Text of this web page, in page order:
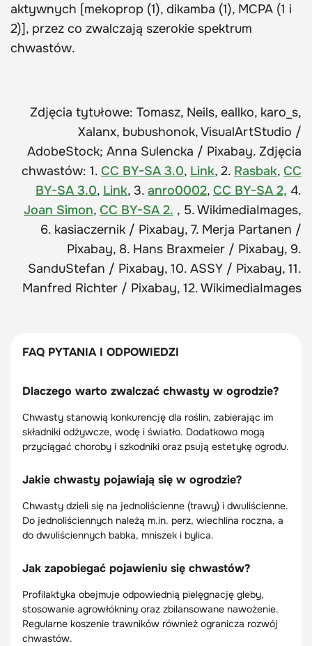
aktywnych [mekoprop (1), dikamba (1), MCPA (1 i
2)], przez co zwalczają szerokie spektrum
chwastów.
Zdjęcia tytułowe: Tomasz, Neils, eallko, karo_s,
Xalanx, bubushonok, VisualArtStudio /
AdobeStock; Anna Sulencka / Pixabay. Zdjęcia
chwastów: 1. CC BY-SA 3.0, Link, 2. Rasbak, CC
BY-SA 3.0, Link, 3. anro0002, CC BY-SA 2, 4.
Joan Simon, CC BY-SA 2. , 5. WikimediaImages,
6. kasiaczernik / Pixabay, 7. Merja Partanen /
Pixabay, 8. Hans Braxmeier / Pixabay, 9.
SanduStefan / Pixabay, 10. ASSY / Pixabay, 11.
Manfred Richter / Pixabay, 12. WikimediaImages
FAQ PYTANIA I ODPOWIEDZI
Dlaczego warto zwalczać chwasty w ogrodzie?
Chwasty stanowią konkurencję dla roślin, zabierając im
składniki odżywcze, wodę i światło. Dodatkowo mogą
przyciągać choroby i szkodniki oraz psują estetykę ogrodu.
Jakie chwasty pojawiają się w ogrodzie?
Chwasty dzieli się na jednoliścienne (trawy) i dwuliścienne.
Do jednoliściennych należą m.in. perz, wiechlina roczna, a
do dwuliściennych babka, mniszek i bylica.
Jak zapobiegać pojawieniu się chwastów?
Profilaktyka obejmuje odpowiednią pielęgnację gleby,
stosowanie agrowłókniny oraz zbilansowane nawożenie.
Regularne koszenie trawników również ogranicza rozwój
chwastów.